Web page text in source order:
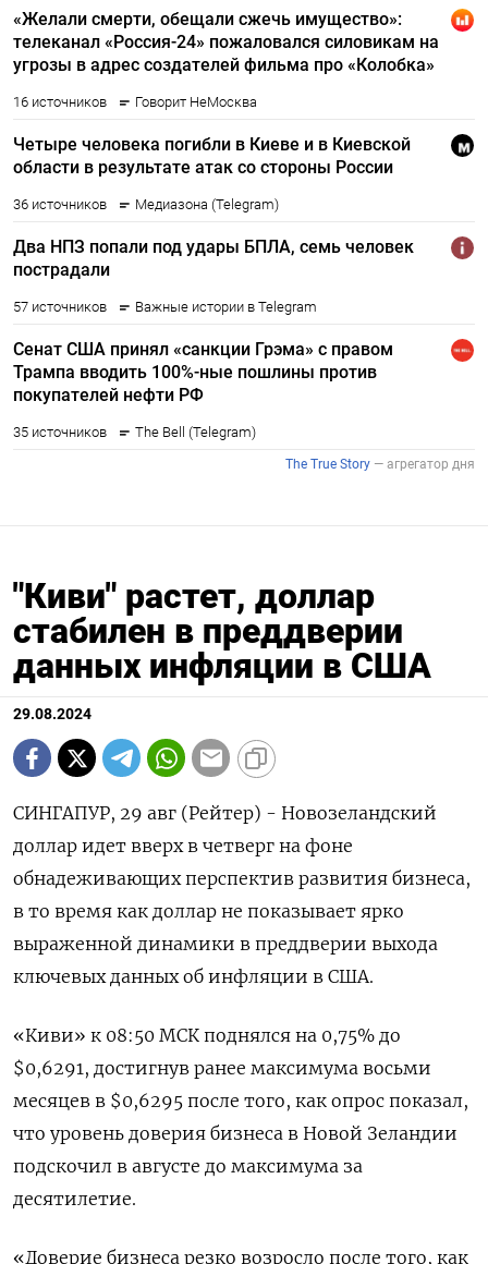
"Киви" растет, доллар
стабилен в преддверии
данных инфляции в США
29.08.2024
СИНГАПУР, 29 авг (Рейтер) - Новозеландский
доллар идет вверх в четверг на фоне
обнадеживающих перспектив развития бизнеса,
в то время как доллар не показывает ярко
выраженной динамики в преддверии выхода
ключевых данных об инфляции в США.
«Киви» к 08:50 МСК поднялся на 0,75% до
$0,6291​, достигнув ранее максимума восьми
месяцев в $0,6295 после того, как опрос показал,
что уровень доверия бизнеса в Новой Зеландии
подскочил в августе до максимума за
десятилетие.
«Доверие бизнеса резко возросло после того, как